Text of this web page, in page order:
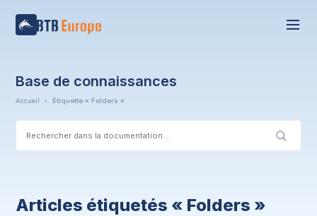
Base de connaissances
Accueil › Étiquette « Folders »
Articles étiquetés « Folders »